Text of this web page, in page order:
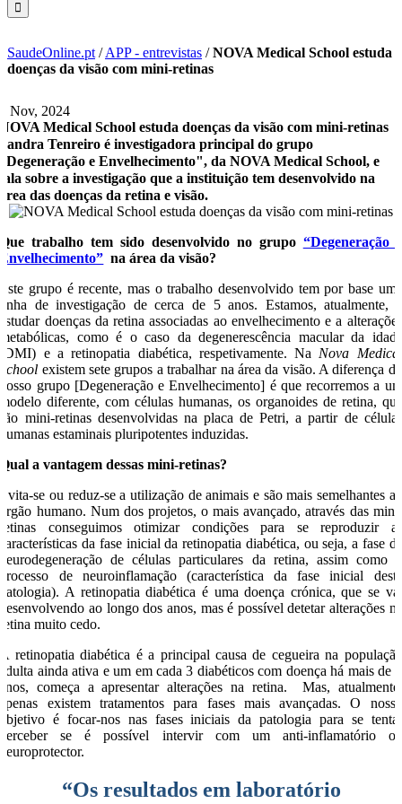
SaudeOnline.pt /APP - entrevistas /NOVA Medical School estuda
doenças da visão com mini-retinas
5 Nov, 2024
NOVA Medical School estuda doenças da visão com mini-retinas
Sandra Tenreiro é investigadora principal do grupo
“Degeneração e Envelhecimento", da NOVA Medical School, e
fala sobre a investigação que a instituição tem desenvolvido na
área das doenças da retina e visão.
Que trabalho tem sido desenvolvido no grupo “Degeneração e
Envelhecimento” na área da visão?
Este grupo é recente, mas o trabalho desenvolvido tem por base uma
linha de investigação de cerca de 5 anos. Estamos, atualmente, a
estudar doenças da retina associadas ao envelhecimento e a alterações
metabólicas, como é o caso da degenerescência macular da idade
(DMI) e a retinopatia diabética, respetivamente. Na Nova Medical
School existem sete grupos a trabalhar na área da visão. A diferença do
nosso grupo [Degeneração e Envelhecimento] é que recorremos a um
modelo diferente, com células humanas, os organoides de retina, que
são mini-retinas desenvolvidas na placa de Petri, a partir de células
humanas estaminais pluripotentes induzidas.
Qual a vantagem dessas mini-retinas?
Evita-se ou reduz-se a utilização de animais e são mais semelhantes ao
órgão humano. Num dos projetos, o mais avançado, através das mini-
retinas conseguimos otimizar condições para se reproduzir as
características da fase inicial da retinopatia diabética, ou seja, a fase da
neurodegeneração de células particulares da retina, assim como o
processo de neuroinflamação (característica da fase inicial desta
patologia). A retinopatia diabética é uma doença crónica, que se vai
desenvolvendo ao longo dos anos, mas é possível detetar alterações na
retina muito cedo.
A retinopatia diabética é a principal causa de cegueira na população
adulta ainda ativa e um em cada 3 diabéticos com doença há mais de 5
anos, começa a apresentar alterações na retina. Mas, atualmente,
apenas existem tratamentos para fases mais avançadas. O nosso
objetivo é focar-nos nas fases iniciais da patologia para se tentar
perceber se é possível intervir com um anti-inflamatório ou
neuroprotector.
“Os resultados em laboratório